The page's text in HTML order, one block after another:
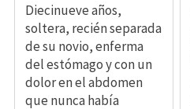
Diecinueve años,
soltera, recién separada
de su novio, enferma
del estómago y con un
dolor en el abdomen
que nunca había